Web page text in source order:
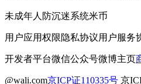
未成年人防沉迷系统米币
用户应用权限隐私协议用户服务
开发者平台微信公众号微博主页
@wali.com京ICP证110335号 京